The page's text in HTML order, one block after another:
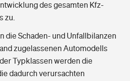
des gesamten Kfz-
zu.
die Schaden- und Unfallbilanzen
zugelassenen Automodells
Typklassen werden die
dadurch verursachten